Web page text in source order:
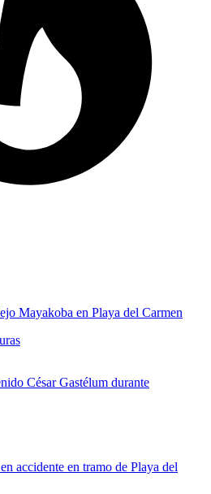
Mayakoba en Playa del Carmen
César Gastélum durante
accidente en tramo de Playa del